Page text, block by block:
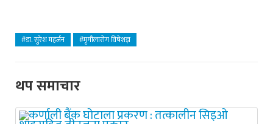
#डा. सुरेश महर्जन #मृगौलारोग विषेशज्ञ
थप समाचार